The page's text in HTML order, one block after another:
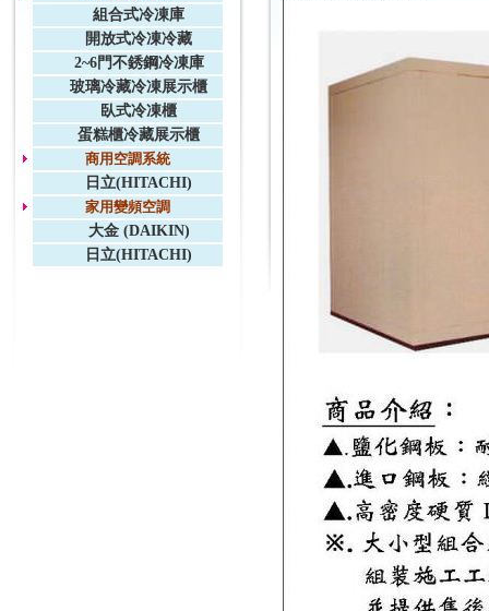
組合式冷凍庫
開放式冷凍冷藏
2~6門不銹鋼冷凍庫
玻璃冷藏冷凍展示櫃
臥式冷凍櫃
蛋糕櫃冷藏展示櫃
商用空調系統
日立(HITACHI)
家用變頻空調
大金 (DAIKIN)
日立(HITACHI)